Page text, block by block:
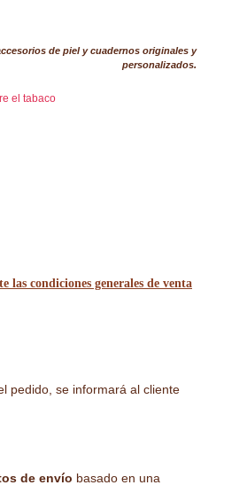
de piel y cuadernos originales y
personalizados.
el tabaco
las condiciones generales de venta
pedido, se informará al cliente
de envío basado en una